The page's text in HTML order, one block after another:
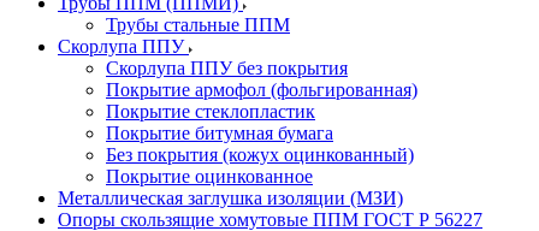
Трубы стальные ППМ
Скорлупа ППУ
Скорлупа ППУ без покрытия
Покрытие армофол (фольгированная)
Покрытие стеклопластик
Покрытие битумная бумага
Без покрытия (кожух оцинкованный)
Покрытие оцинкованное
Металлическая заглушка изоляции (МЗИ)
Опоры скользящие хомутовые ППМ ГОСТ Р 56227